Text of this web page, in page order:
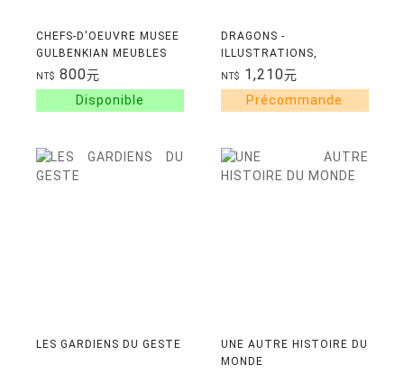
CHEFS-D'OEUVRE MUSEE
GULBENKIAN MEUBLES
ET OBJETS ROYAUX DU
XVIIIEME SIECLE
FRANCAIS
NT$ 800元
DRAGONS -
ILLUSTRATIONS,
COULEUR
NT$ 1,210元
LES GARDIENS DU GESTE
UNE AUTRE HISTOIRE DU
MONDE